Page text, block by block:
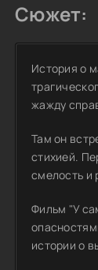
Сюжет:
История о
жажду
Там он
стихией.
смелость и
Фильм "У
истории о